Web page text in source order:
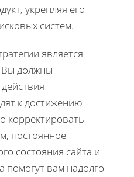
укрепляя его
систем.
является
Вы должны
к достижению
корректировать
постоянное
состояния сайта и
помогут вам надолго